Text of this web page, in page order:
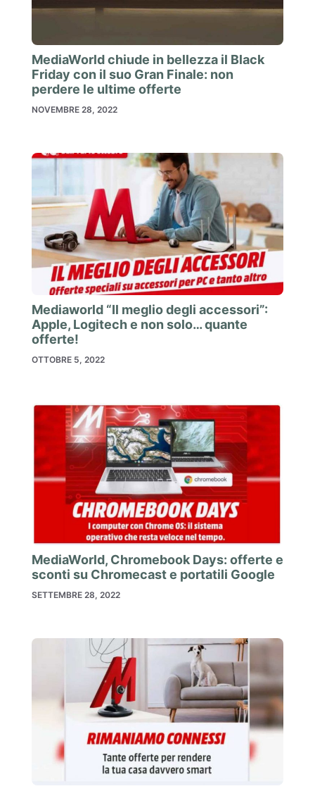
MediaWorld chiude in bellezza il Black
Friday con il suo Gran Finale: non
perdere le ultime offerte
NOVEMBRE 28, 2022
Mediaworld “Il meglio degli accessori”:
Apple, Logitech e non solo… quante
offerte!
OTTOBRE 5, 2022
MediaWorld, Chromebook Days: offerte e
sconti su Chromecast e portatili Google
SETTEMBRE 28, 2022